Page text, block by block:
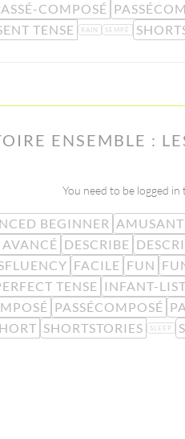
COMPOSÉ
TENSE
RAIN SEMPÉ
ENSEMBLE :
You need to be logged
BEGINNER AMUSANT
DESCRIBE
FACILE FUN
TENSE INFANT-
PASSÉCOMPOSÉ
SHORTSTORIES SLEEP